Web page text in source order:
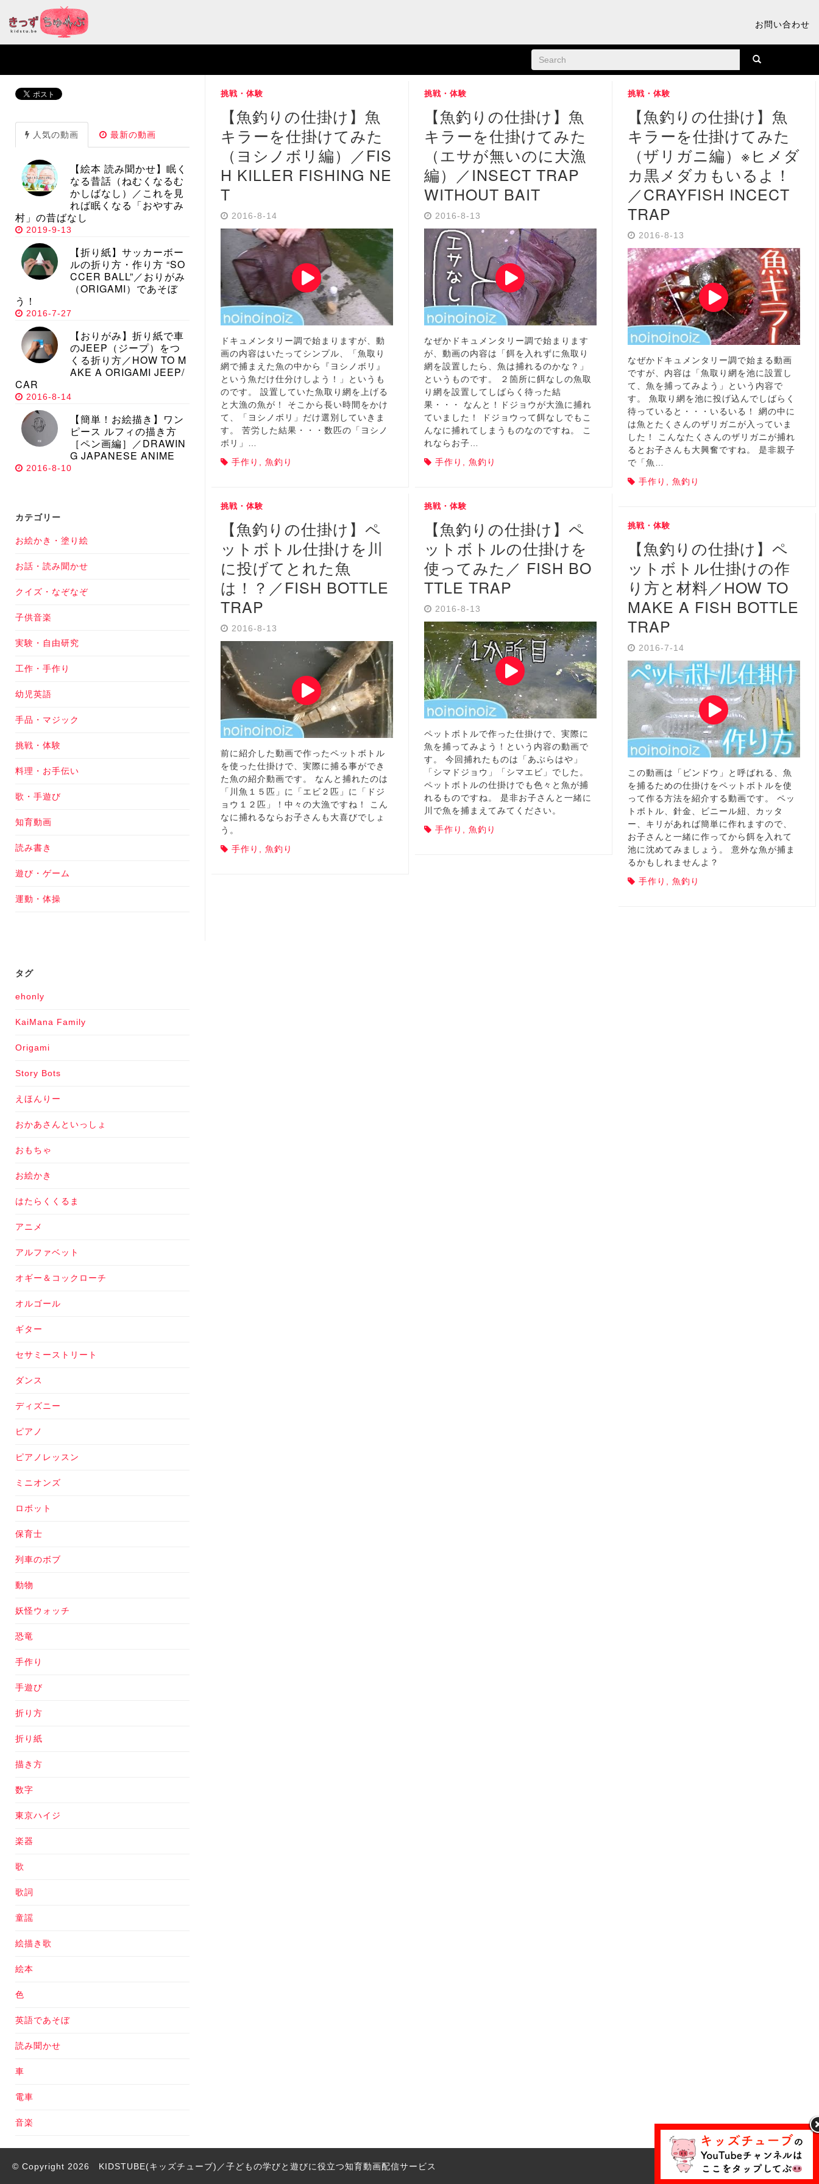
お問い合わせ
挑戦・体験
【魚釣りの仕掛け】魚
キラーを仕掛けてみた
（ヨシノボリ編）／FIS
H KILLER FISHING NE
T
2016-8-14
ドキュメンタリー調で始まりますが、動
画の内容はいたってシンプル、「魚取り
網で捕まえた魚の中から『ヨシノボリ』
という魚だけ仕分けしよう！」というも
のです。 設置していた魚取り網を上げる
と大漁の魚が！ そこから長い時間をかけ
て、「ヨシノボリ」だけ選別していきま
す。 苦労した結果・・・数匹の「ヨシノ
ボリ」…
手作り , 魚釣り
挑戦・体験
【魚釣りの仕掛け】魚
キラーを仕掛けてみた
（エサが無いのに大漁
編）／INSECT TRAP
WITHOUT BAIT
2016-8-13
なぜかドキュメンタリー調で始まります
が、動画の内容は「餌を入れずに魚取り
網を設置したら、魚は捕れるのかな？」
というものです。 ２箇所に餌なしの魚取
り網を設置してしばらく待った結
果・・・ なんと！ドジョウが大漁に捕れ
ていました！ ドジョウって餌なしでもこ
んなに捕れてしまうものなのですね。 こ
れならお子…
手作り , 魚釣り
挑戦・体験
【魚釣りの仕掛け】魚
キラーを仕掛けてみた
（ザリガニ編）※ヒメダ
カ黒メダカもいるよ！
／CRAYFISH INCECT
TRAP
2016-8-13
なぜかドキュメンタリー調で始まる動画
ですが、内容は「魚取り網を池に設置し
て、魚を捕ってみよう」という内容で
す。 魚取り網を池に投げ込んでしばらく
待っていると・・・いるいる！ 網の中に
は魚とたくさんのザリガニが入っていま
した！ こんなたくさんのザリガニが捕れ
るとお子さんも大興奮ですね。 是非親子
で「魚…
手作り , 魚釣り
挑戦・体験
【魚釣りの仕掛け】ペ
ットボトル仕掛けを川
に投げてとれた魚
は！？／FISH BOTTLE
TRAP
2016-8-13
前に紹介した動画で作ったペットボトル
を使った仕掛けで、実際に捕る事ができ
た魚の紹介動画です。 なんと捕れたのは
「川魚１５匹」に「エビ２匹」に「ドジ
ョウ１２匹」！中々の大漁ですね！ こん
なに捕れるならお子さんも大喜びでしょ
う。
手作り , 魚釣り
挑戦・体験
【魚釣りの仕掛け】ペ
ットボトルの仕掛けを
使ってみた／ FISH BO
TTLE TRAP
2016-8-13
ペットボトルで作った仕掛けで、実際に
魚を捕ってみよう！という内容の動画で
す。 今回捕れたものは「あぶらはや」
「シマドジョウ」「シマエビ」でした。
ペットボトルの仕掛けでも色々と魚が捕
れるものですね。 是非お子さんと一緒に
川で魚を捕まえてみてください。
手作り , 魚釣り
挑戦・体験
【魚釣りの仕掛け】ペ
ットボトル仕掛けの作
り方と材料／HOW TO
MAKE A FISH BOTTLE
TRAP
2016-7-14
この動画は「ビンドウ」と呼ばれる、魚
を捕るための仕掛けをペットボトルを使
って作る方法を紹介する動画です。 ペッ
トボトル、針金、ビニール紐、カッタ
ー、キリがあれば簡単に作れますので、
お子さんと一緒に作ってから餌を入れて
池に沈めてみましょう。 意外な魚が捕ま
るかもしれませんよ？
手作り , 魚釣り
人気の動画 最新の動画
【絵本 読み聞かせ】眠く
なる昔話（ねむくなるむ
かしばなし）／これを見
れば眠くなる「おやすみ
村」の昔ばなし
2019-9-13
【折り紙】サッカーボー
ルの折り方・作り方 “SO
CCER BALL”／おりがみ
（ORIGAMI）であそぼ
う！
2016-7-27
【おりがみ】折り紙で車
のJEEP（ジープ）をつ
くる折り方／HOW TO M
AKE A ORIGAMI JEEP/
CAR
2016-8-14
【簡単！お絵描き】ワン
ピース ルフィの描き方
［ペン画編］／DRAWIN
G JAPANESE ANIME
2016-8-10
カテゴリー
お絵かき・塗り絵
お話・読み聞かせ
クイズ・なぞなぞ
子供音楽
実験・自由研究
工作・手作り
幼児英語
手品・マジック
挑戦・体験
料理・お手伝い
歌・手遊び
知育動画
読み書き
遊び・ゲーム
運動・体操
タグ
ehonly
KaiMana Family
Origami
Story Bots
えほんりー
おかあさんといっしょ
おもちゃ
お絵かき
はたらくくるま
アニメ
アルファベット
オギー＆コックローチ
オルゴール
ギター
セサミーストリート
ダンス
ディズニー
ピアノ
ピアノレッスン
ミニオンズ
ロボット
保育士
列車のボブ
動物
妖怪ウォッチ
恐竜
手作り
手遊び
折り方
折り紙
描き方
数字
東京ハイジ
楽器
歌
歌詞
童謡
絵描き歌
絵本
色
英語であそぼ
読み聞かせ
車
電車
音楽
© Copyright 2026 KIDSTUBE(キッズチューブ)／子どもの学びと遊びに役立つ知育動画配信サービス